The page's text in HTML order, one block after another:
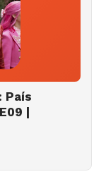
País
|